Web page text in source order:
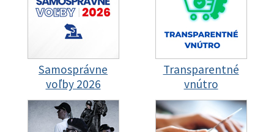
Samosprávne
voľby 2026
Transparentné
vnútro